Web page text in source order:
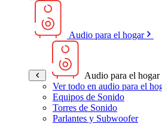
Audio para el hogar
Audio para el hogar
Ver todo en audio para el
Equipos de Sonido
Torres de Sonido
Parlantes y Subwoofer